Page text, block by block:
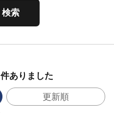
件ありました
更新順